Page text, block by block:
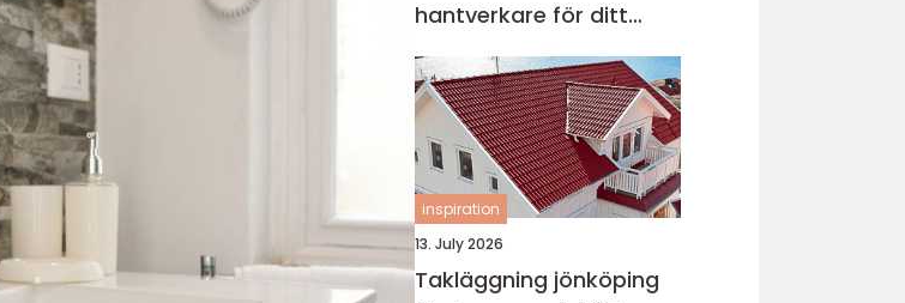
hantverkare för ditt
projekt
inspiration
13. July 2026
Takläggning jönköping